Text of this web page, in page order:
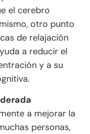
el cerebro
otro punto
de relajación
a reducir el
y a su
a mejorar la
personas,